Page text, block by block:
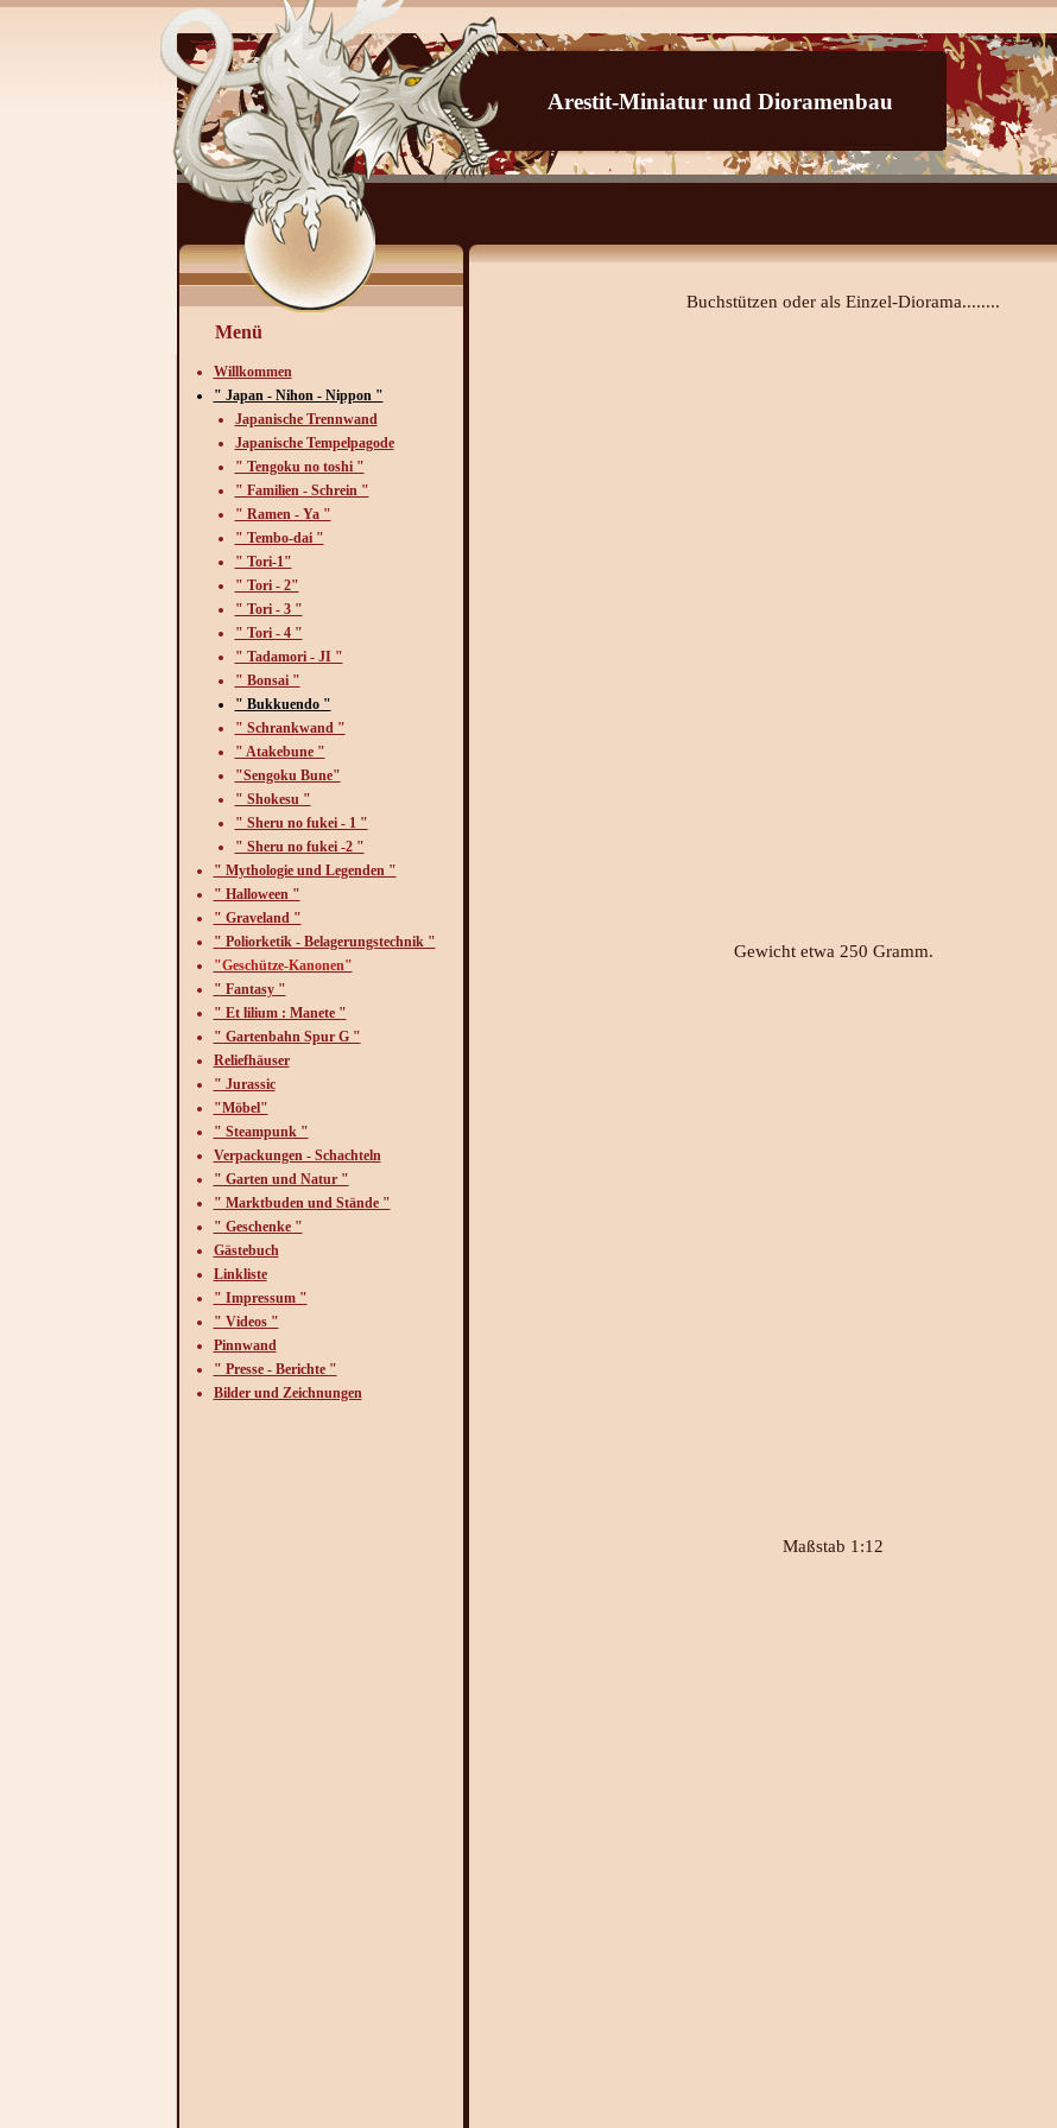
Arestit-Miniatur und Dioramenbau
Menü
Willkommen
" Japan - Nihon - Nippon "
Japanische Trennwand
Japanische Tempelpagode
" Tengoku no toshi "
" Familien - Schrein "
" Ramen - Ya "
" Tembo-dai "
" Tori-1"
" Tori - 2"
" Tori - 3 "
" Tori - 4 "
" Tadamori - JI "
" Bonsai "
" Bukkuendo "
" Schrankwand "
" Atakebune "
"Sengoku Bune"
" Shokesu "
" Sheru no fukei - 1 "
" Sheru no fukei -2 "
" Mythologie und Legenden "
" Halloween "
" Graveland "
" Poliorketik - Belagerungstechnik "
"Geschütze-Kanonen"
" Fantasy "
" Et lilium : Manete "
" Gartenbahn Spur G "
Reliefhäuser
" Jurassic
"Möbel"
" Steampunk "
Verpackungen - Schachteln
" Garten und Natur "
" Marktbuden und Stände "
" Geschenke "
Gästebuch
Linkliste
" Impressum "
" Videos "
Pinnwand
" Presse - Berichte "
Bilder und Zeichnungen
Buchstützen oder als Einzel-Diorama........
Gewicht etwa 250 Gramm.
Maßstab 1:12